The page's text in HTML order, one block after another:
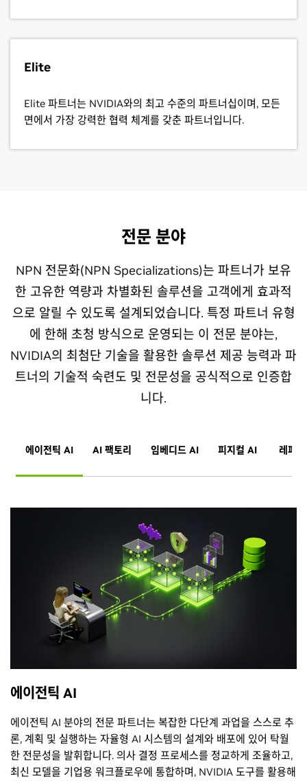
Elite
Elite 파트너는 NVIDIA와의 최고 수준의 파트너십이며, 모든
면에서 가장 강력한 협력 체계를 갖춘 파트너입니다.
전문 분야
NPN 전문화(NPN Specializations)는 파트너가 보유
한 고유한 역량과 차별화된 솔루션을 고객에게 효과적
으로 알릴 수 있도록 설계되었습니다. 특정 파트너 유형
에 한해 초청 방식으로 운영되는 이 전문 분야는,
NVIDIA의 최첨단 기술을 활용한 솔루션 제공 능력과 파
트너의 기술적 숙련도 및 전문성을 공식적으로 인증합
니다.
에이전틱 AI AI 팩토리 임베디드 AI 피지컬 AI
레퍼
에이전틱 AI
에이전틱 AI 분야의 전문 파트너는 복잡한 다단계 과업을 스스로 추
론, 계획 및 실행하는 자율형 AI 시스템의 설계와 배포에 있어 탁월
한 전문성을 발휘합니다. 의사 결정 프로세스를 정교하게 조율하고,
최신 모델을 기업용 워크플로우에 통합하며, NVIDIA 도구를 활용해